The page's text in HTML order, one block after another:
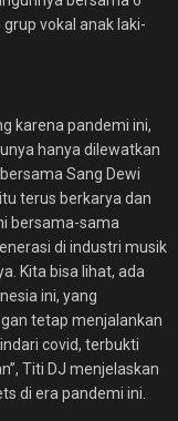
vokal anak laki-
karena pandemi ini,
hanya dilewatkan
Sang Dewi
terus berkarya dan
bersama-sama
di industri musik
Kita bisa lihat, ada
ini, yang
tetap menjalankan
covid, terbukti
Titi DJ menjelaskan
di era pandemi ini.